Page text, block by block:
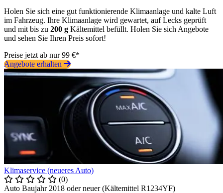
Holen Sie sich eine gut funktionierende Klimaanlage und kalte Luft
im Fahrzeug. Ihre Klimaanlage wird gewartet, auf Lecks geprüft
und mit bis zu 200 g Kältemittel befüllt. Holen Sie sich Angebote
und sehen Sie Ihren Preis sofort!
Preise jetzt ab nur 99 €*
Angebote erhalten
Klimaservice (neueres Auto)
(0)
Auto Baujahr 2018 oder neuer (Kältemittel R1234YF)